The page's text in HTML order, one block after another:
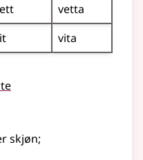
vetta
vita
skjøn;